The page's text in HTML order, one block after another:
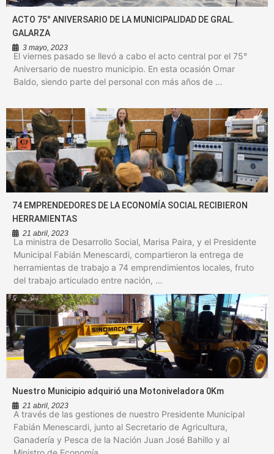
ACTO 75° ANIVERSARIO DE LA MUNICIPALIDAD DE GRAL.
GALARZA
3 mayo, 2023
El viernes pasado se llevó a cabo el acto central por el 75°
Aniversario de nuestro municipio. En esta ocasión Omar
Baldo, siendo parte del personal con más años de …
74 EMPRENDEDORES DE LA ECONOMÍA SOCIAL RECIBIERON
HERRAMIENTAS
21 abril, 2023
La ministra de Desarrollo Social, Marisa Paira, y el Presidente
Municipal Fabián Menescardi, compartieron la entrega de
herramientas de trabajo a 74 emprendimientos locales, fruto
del trabajo articulado entre nación, …
Nuestro Municipio adquirió una Motoniveladora 0Km
21 abril, 2023
A través de las gestiones de nuestro Presidente Municipal
Fabián Menescardi, junto al Secretario de Agricultura,
Ganadería y Pesca de la Nación Juan José Bahillo y al